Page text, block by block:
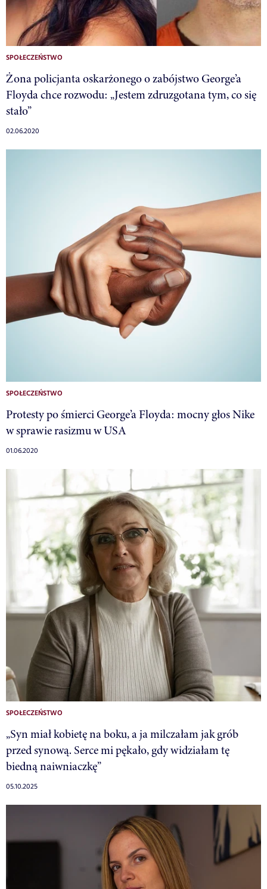
SPOŁECZEŃSTWO
Żona policjanta oskarżonego o zabójstwo George’a
Floyda chce rozwodu: „Jestem zdruzgotana tym, co się
stało”
02.06.2020
SPOŁECZEŃSTWO
Protesty po śmierci George’a Floyda: mocny głos Nike
w sprawie rasizmu w USA
01.06.2020
SPOŁECZEŃSTWO
„Syn miał kobietę na boku, a ja milczałam jak grób
przed synową. Serce mi pękało, gdy widziałam tę
biedną naiwniaczkę”
05.10.2025